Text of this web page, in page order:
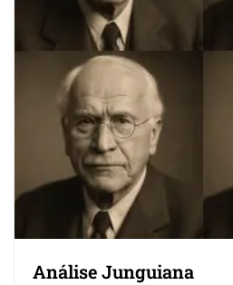
Análise Junguiana